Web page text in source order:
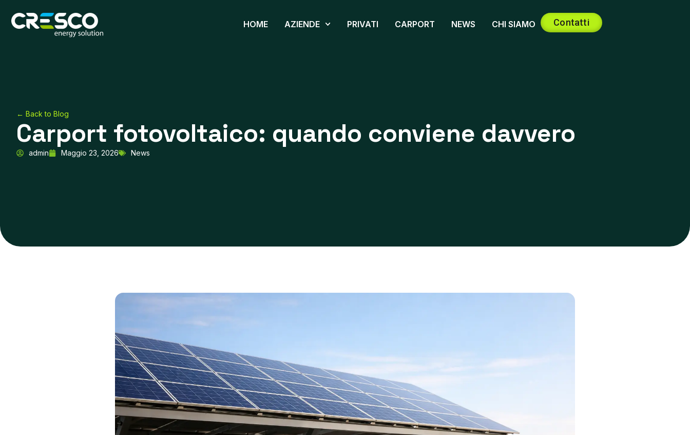
HOME AZIENDE PRIVATI CARPORT NEWS CHI SIAMO Contatti
← Back to Blog
Carport fotovoltaico: quando conviene davvero
admin Maggio 23, 2026 News